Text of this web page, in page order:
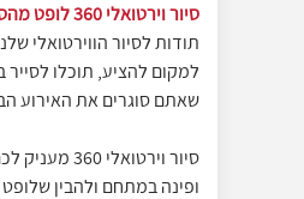
סיור וירטואלי 360 לופט מהסרטים
תודות לסיור הווירטואלי
למקום להציע, תוכלו
שאתם סוגרים את האירוע
סיור
ופינה במתחם ולהבין